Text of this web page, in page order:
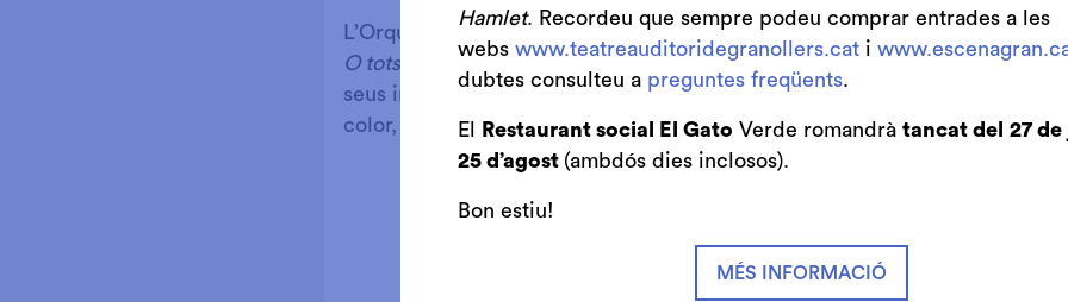
L’Orquestra de Cambra de Granollers participa per primera vegada en el
O tots dos!,
en aquesta ocasió amb el seu grup de vent. L’Orquestra està
seus inicis, ja fa 25 anys, per una plantilla de corda i un grup de vent
color, harmonia, textura i una visió molt àmplia del repertori i els estils de
Hamlet. Recordeu que sempre podeu comprar entrades a les
webs www.teatreauditoridegranollers.cat i
dubtes consulteu a preguntes freqüents.
El Restaurant social El Gato Verde romandrà tancat del 27 de
25 d’agost (ambdós dies inclosos).
Bon estiu!
MÉS INFORMACIÓ